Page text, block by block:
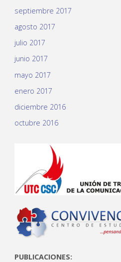
septiembre 2017
agosto 2017
julio 2017
junio 2017
mayo 2017
enero 2017
diciembre 2016
octubre 2016
PUBLICACIONES: